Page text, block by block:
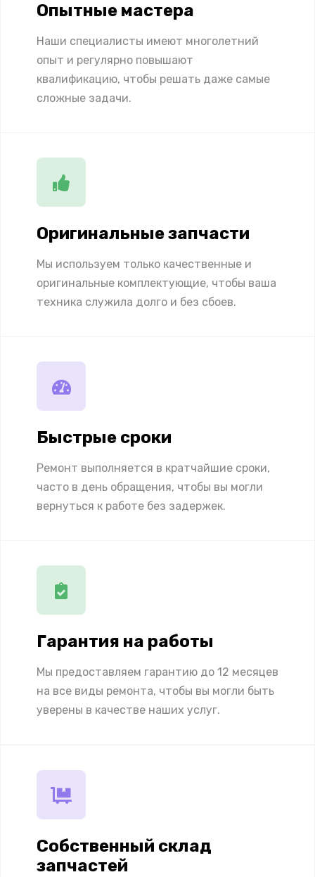
Опытные мастера
Наши специалисты имеют многолетний
опыт и регулярно повышают
квалификацию, чтобы решать даже самые
сложные задачи.
Оригинальные запчасти
Мы используем только качественные и
оригинальные комплектующие, чтобы ваша
техника служила долго и без сбоев.
Быстрые сроки
Ремонт выполняется в кратчайшие сроки,
часто в день обращения, чтобы вы могли
вернуться к работе без задержек.
Гарантия на работы
Мы предоставляем гарантию до 12 месяцев
на все виды ремонта, чтобы вы могли быть
уверены в качестве наших услуг.
Собственный склад
запчастей